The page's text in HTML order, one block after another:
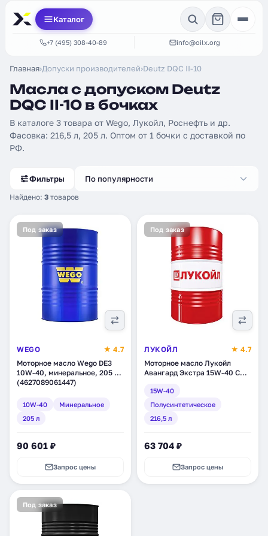
Каталог
+7 (495) 308-40-89 info@oilx.org
Главная›Допуски производителей›Deutz DQC II-10
Масла с допуском Deutz
DQC II-10 в бочках
В каталоге 3 товара от Wego, Лукойл, Роснефть и др.
Фасовка: 216,5 л, 205 л. Оптом от 1 бочки с доставкой по
РФ.
Фильтры
Найдено: 3 товаров
По популярности
Под заказ
WEGO
★ 4.7
Моторное масло Wego DE3
10W-40, минеральное, 205 л
(4627089061447)
10W-40
Минеральное
205 л
90 601 ₽
Запрос цены
Под заказ
ЛУКОЙЛ
★ 4.7
Моторное масло Лукойл
Авангард Экстра 15W-40 CH-
полусинтетическое, 216,5 л
(227323)
15W-40
Полусинтетическое
216,5 л
63 704 ₽
Запрос цены
Под заказ